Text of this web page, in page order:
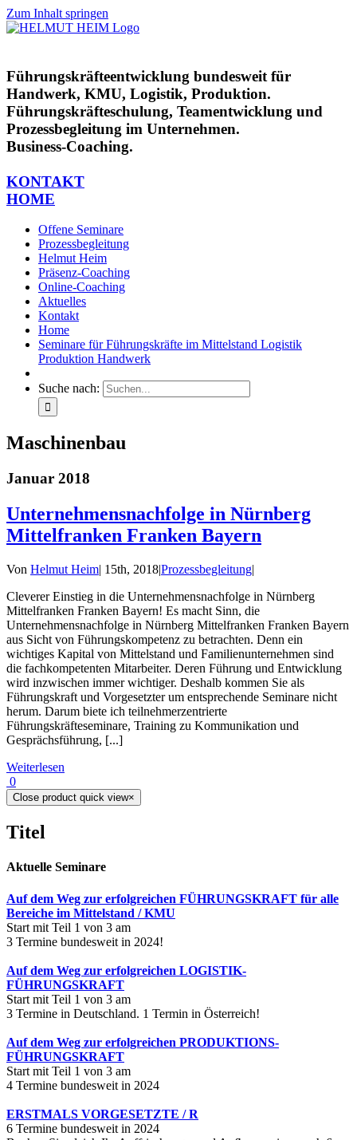
Zum Inhalt springen
Führungskräfteentwicklung bundesweit für
Handwerk, KMU, Logistik, Produktion.
Führungskräfteschulung, Teamentwicklung und
Prozessbegleitung im Unternehmen.
Business-Coaching.
KONTAKT
HOME
Offene Seminare
Prozessbegleitung
Helmut Heim
Präsenz-Coaching
Online-Coaching
Aktuelles
Kontakt
Home
Seminare für Führungskräfte im Mittelstand Logistik
Produktion Handwerk
Suche nach:
Maschinenbau
Januar 2018
Unternehmensnachfolge in Nürnberg
Mittelfranken Franken Bayern
Von Helmut Heim| 15th, 2018|Prozessbegleitung|
Cleverer Einstieg in die Unternehmensnachfolge in Nürnberg
Mittelfranken Franken Bayern! Es macht Sinn, die
Unternehmensnachfolge in Nürnberg Mittelfranken Franken Bayern
aus Sicht von Führungskompetenz zu betrachten. Denn ein
wichtiges Kapital von Mittelstand und Familienunternehmen sind
die fachkompetenten Mitarbeiter. Deren Führung und Entwicklung
wird inzwischen immer wichtiger. Deshalb kommen Sie als
Führungskraft und Vorgesetzter um entsprechende Seminare nicht
herum. Darum biete ich teilnehmerzentrierte
Führungskräfteseminare, Training zu Kommunikation und
Gesprächsführung, [...]
Weiterlesen
0
Close product quick view×
Titel
Aktuelle Seminare
Auf dem Weg zur erfolgreichen FÜHRUNGSKRAFT für alle
Bereiche im Mittelstand / KMU
Start mit Teil 1 von 3 am
3 Termine bundesweit in 2024!
Auf dem Weg zur erfolgreichen LOGISTIK-
FÜHRUNGSKRAFT
Start mit Teil 1 von 3 am
3 Termine in Deutschland. 1 Termin in Österreich!
Auf dem Weg zur erfolgreichen PRODUKTIONS-
FÜHRUNGSKRAFT
Start mit Teil 1 von 3 am
4 Termine bundesweit in 2024
ERSTMALS VORGESETZTE / R
6 Termine bundesweit in 2024